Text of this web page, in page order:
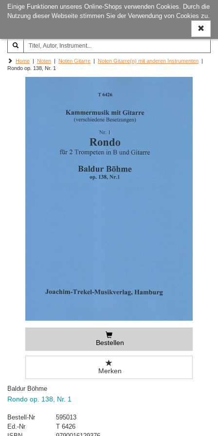
Einige Funktionen unseres Online-Shops verwenden Cookies. Durch die
Nutzung dieser Webseite stimmen Sie der Verwendung von Cookies zu.
ein-/
Joachim‐Trekel‐Musikverlag,
Hamburg
Home | Noten | Noten Gitarre | Noten Gitarre(n) mit anderen Instrumenten |
Rondo op. 138, Nr. 1
Bestellen
Merken
Baldur Böhme
Rondo op. 138, Nr. 1
Bestell-Nr
595013
Ed.-Nr
T 6426